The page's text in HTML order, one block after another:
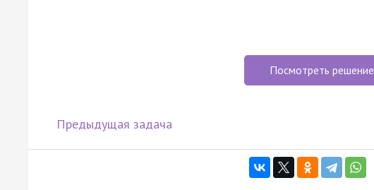
Посмотреть решение
Предыдущая задача